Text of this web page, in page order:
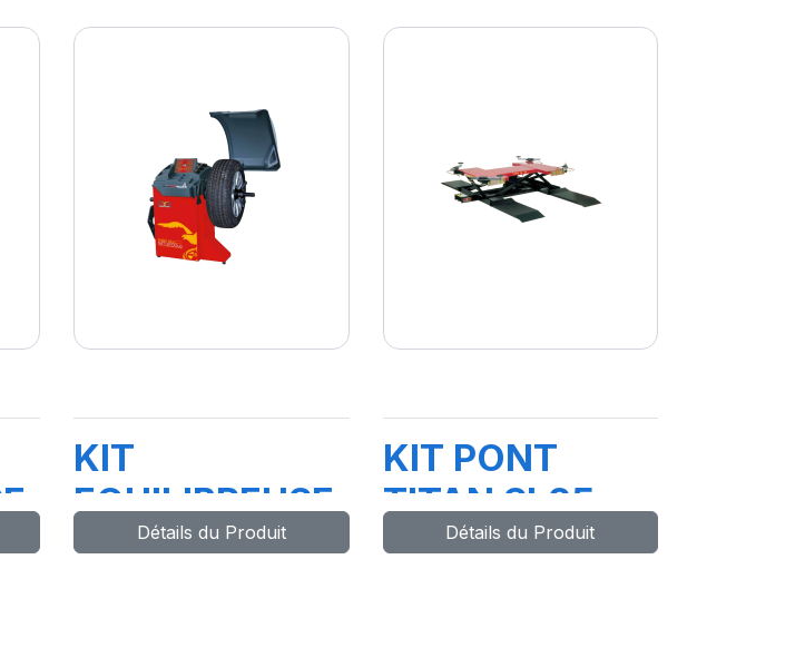
KIT
EQUILIBREUSE
MT3200 UP-
Détails du Produit
KIT PONT
TITAN SL25
Détails du Produit